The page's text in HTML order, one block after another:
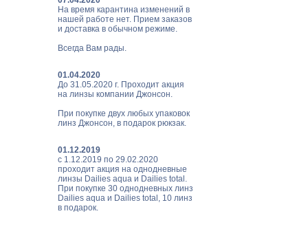
На время карантина изменений в
нашей работе нет. Прием заказов
и доставка в обычном режиме.
Всегда Вам рады.
01.04.2020
До 31.05.2020 г. Проходит акция
на линзы компании Джонсон.
При покупке двух любых упаковок
линз Джонсон, в подарок рюкзак.
01.12.2019
с 1.12.2019 по 29.02.2020
проходит акция на однодневные
линзы Dailies aqua и Dailies total.
При покупке 30 однодневных линз
Dailies aqua и Dailies total, 10 линз
в подарок.